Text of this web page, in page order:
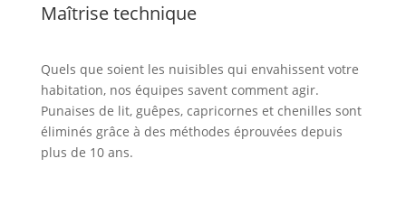
Maîtrise technique
Quels que soient les nuisibles qui envahissent votre
habitation, nos équipes savent comment agir.
Punaises de lit, guêpes, capricornes et chenilles sont
éliminés grâce à des méthodes éprouvées depuis
plus de 10 ans.